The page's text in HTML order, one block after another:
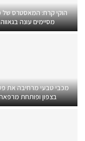
הוקי קרח: המאסטרס של
מסיימים עונה
מכבי טבעי מרחיבה את
בצפון ופותחת